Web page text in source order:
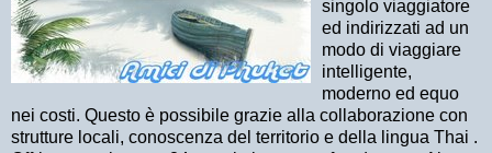
singolo viaggiatore
ed indirizzati ad un
modo di viaggiare
intelligente,
moderno ed equo
nei costi. Questo è possibile grazie alla collaborazione con
strutture locali, conoscenza del territorio e della lingua Thai .